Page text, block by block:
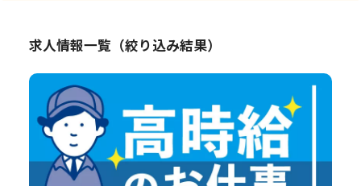
求人情報一覧（絞り込み結果）